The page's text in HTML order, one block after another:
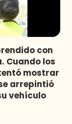
con
Cuando los
mostrar
arrepintió
vehículo